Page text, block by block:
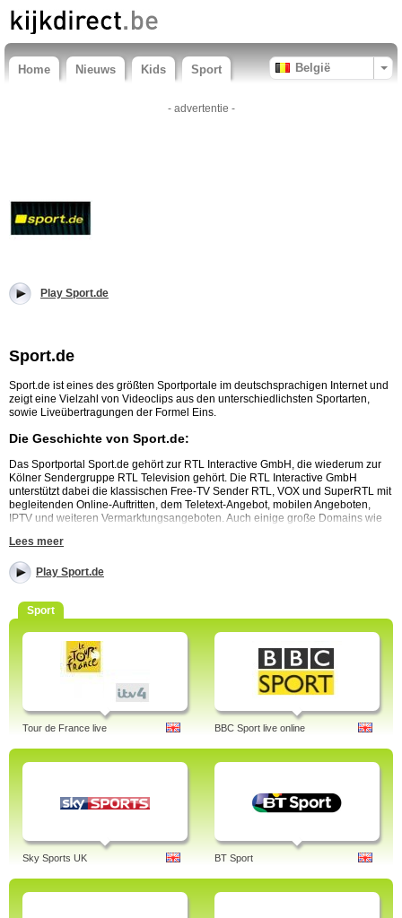
Home Nieuws Kids Sport België
- advertentie -
Play Sport.de
Sport.de
Sport.de ist eines des größten Sportportale im deutschsprachigen Internet und
zeigt eine Vielzahl von Videoclips aus den unterschiedlichsten Sportarten,
sowie Liveübertragungen der Formel Eins.
Die Geschichte von Sport.de:
Das Sportportal Sport.de gehört zur RTL Interactive GmbH, die wiederum zur
Kölner Sendergruppe RTL Television gehört. Die RTL Interactive GmbH
unterstützt dabei die klassischen Free-TV Sender RTL, VOX und SuperRTL mit
begleitenden Online-Auftritten, dem Teletext-Angebot, mobilen Angeboten,
IPTV und weiteren Vermarktungsangeboten. Auch einige große Domains wie
und das deutsche Social Media-Portal wer-kennt-wen.de werden von RTL
Interactive GmbH betreut.
Das Sportportal sport.de bietet eine umfangreiche Berichterstattung zu allen
dabei, dass Sport.de aufgrund der Zusammengehörigkeit mit RTL die Formel
Eins-Rennen einschließlich Training und Qualifying per Live Streaming im
Internet zeigen darf. Überhaupt liegt der Schwerpunkt der Videos von Sport.de
auf den bei RTL beliebten Sportarten wie Fußball und Boxen, aber auch
andere Sportarten und sportliche Großereignisse wie die Olympischen Spiele
werden bei sport.de in Form von Videoclips repräsentiert. Im Winter werden bei
sport.de auch zahlreiche Clips beliebter Wintersportarten wie Skispringen, Ski
Alpin und Biathlon zur Verfügung stellt, sowie aktuelle Ergebnisse im Live-
Ticker. Eine Sportsendungen werden von sport.de jedoch nicht produziert.
Lees meer
Play Sport.de
Sport
Tour de France live BBC Sport live online
Sky Sports UK BT Sport